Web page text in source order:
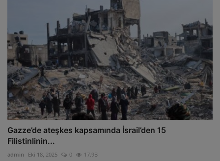
Gazze’de ateşkes kapsamında İsrail’den 15
Filistinlinin...
admin Eki 18, 2025 0 17.9B